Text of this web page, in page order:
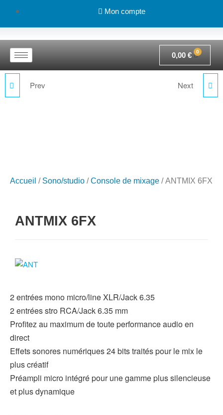
Mon compte
0,00 €
ANTMIX 16FX USB
Prev Next
Accueil / Sono/studio /Console de mixage / ANTMIX 6FX
ANTMIX 6FX
2 entrées mono micro/line XLR/Jack 6.35
2 entrées stro RCA/Jack 6.35 mm
Profitez au maximum de toute performance audio en
direct
Effets sonores numériques 24 bits traités pour le mix le
plus créatif
Préampli micro intégré pour une gamme plus silencieuse
et plus dynamique